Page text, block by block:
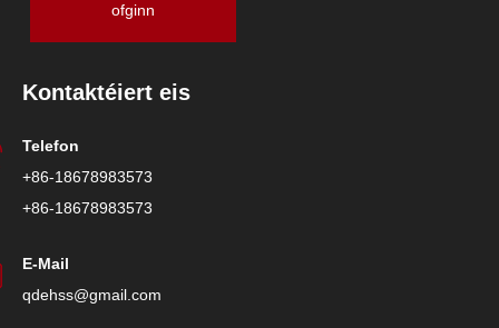
ofginn
Kontaktéiert eis
Telefon
+86-18678983573
+86-18678983573
E-Mail
qdehss@gmail.com